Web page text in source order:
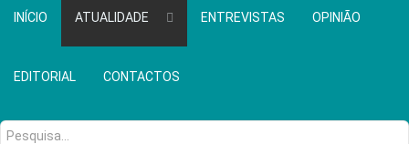
INÍCIO ATUALIDADE ENTREVISTAS OPINIÃO
EDITORIAL CONTACTOS
Pesquisa...